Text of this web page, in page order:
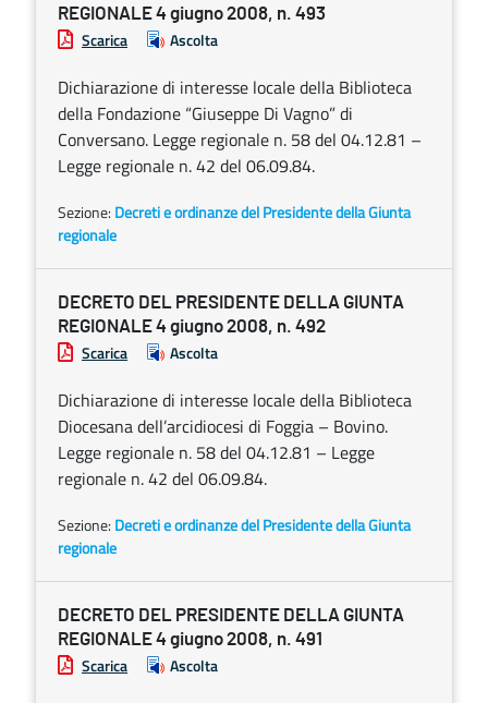
REGIONALE 4 giugno 2008, n. 493
Scarica Ascolta
Dichiarazione di interesse locale della Biblioteca
della Fondazione “Giuseppe Di Vagno” di
Conversano. Legge regionale n. 58 del 04.12.81 –
Legge regionale n. 42 del 06.09.84.
Sezione: Decreti e ordinanze del Presidente della Giunta
regionale
DECRETO DEL PRESIDENTE DELLA GIUNTA
REGIONALE 4 giugno 2008, n. 492
Scarica Ascolta
Dichiarazione di interesse locale della Biblioteca
Diocesana dell’arcidiocesi di Foggia – Bovino.
Legge regionale n. 58 del 04.12.81 – Legge
regionale n. 42 del 06.09.84.
Sezione: Decreti e ordinanze del Presidente della Giunta
regionale
DECRETO DEL PRESIDENTE DELLA GIUNTA
REGIONALE 4 giugno 2008, n. 491
Scarica Ascolta